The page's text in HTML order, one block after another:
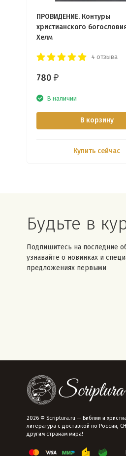
ПРОВИДЕНИЕ. Контуры
христианского
Хелм
4 отзыва
780 ₽
В наличии
В корзину
Купить сейчас
Будьте в
Подпишитесь на последние
узнавайте о новинках и
предложениях первыми
2026 © Scriptura.ru — Библии и
литература с доставкой по России,
другим странам мира!